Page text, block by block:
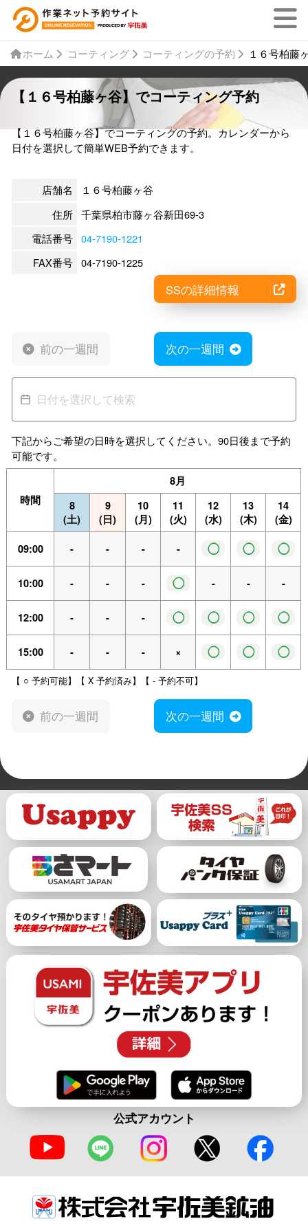
ホーム コーティング コーティングの予約 １６号柏藤
【１６号柏藤ヶ谷】でコーティング予約
【１６号柏藤ヶ谷】でコーティングの予約。カレンダーから
日付を選択して簡単WEB予約できます。
店舗名
１６号柏藤ヶ谷
住所 千葉県柏市藤ヶ谷新田69-3
電話番号 04-7190-1221
FAX番号 04-7190-1225
SSの詳細情報
前の一週間 次の一週間
下記からご希望の日時を選択してください。90日後まで予約
可能です。
時間
8月
8
(土)
9
(日)
10
(月)
11
(火)
12
(水)
13
(木)
14
(金)
09:00 - - - - ◯ ◯ ◯
10:00 - - - ◯ - - -
12:00 - - - ◯ ◯ ◯ ◯
15:00 - - - × ◯ ◯ ◯
【 ○ 予約可能】【 X 予約済み】【 - 予約不可】
前の一週間 次の一週間
公式アカウント